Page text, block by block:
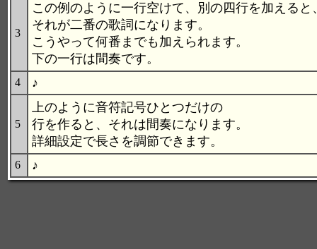
3
この例のように一行空けて、別の四行を加えると
それが二番の歌詞になります。
こうやって何番までも加えられます。
下の一行は間奏です。
4 ♪
5
上のように音符記号ひとつだけの
行を作ると、それは間奏になります。
詳細設定で長さを調節できます。
6 ♪